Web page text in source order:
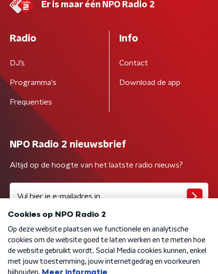
Er is maar één NPO Radio 2
Radio
DJ’s
Programma's
Frequenties
Info
Contact
Download de app
NPO Radio 2 nieuwsbrief
Altijd op de hoogte van het laatste radio nieuws?
Algemene voorwaarden Privacybeleid